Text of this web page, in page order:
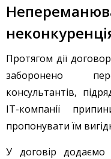
Протягом дії
заборонено
консультантів,
IT-компанії
пропонувати їм
У договір додаємо